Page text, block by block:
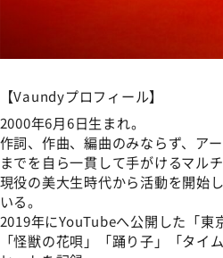
【Vaundyプロフィール】
2000年6月6日生まれ。
作詞、作曲、編曲のみならず、ア
までを自ら一貫して手がけるマルチ
現役の美大生時代から活動を開始
いる。
2019年にYouTubeへ公開した「東
「怪獣の花唄」「踊り子」「タ